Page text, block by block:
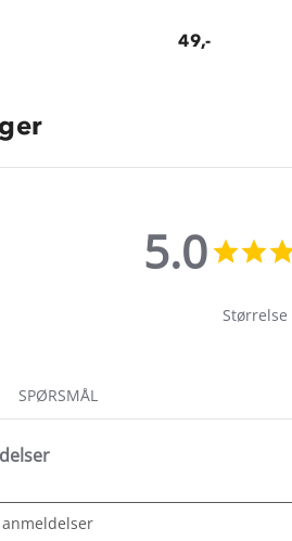
49,-
5.0
Størrelse
SPØRSMÅL